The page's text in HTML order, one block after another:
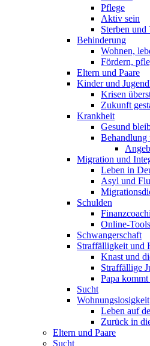
Pflege
Aktiv sein
Sterben und
Behinderung
Wohnen,
Fördern,
Eltern und Paare
Kinder und
Krisen
Zukunft
Krankheit
Gesund
Behandlung
Migration und
Leben in
Asyl und
Schulden
Online-Tools
Schwangerschaft
Straffälligkeit und
Knast und
Straffällige
Papa
Sucht
Wohnungslosigkeit
Leben auf
Zurück in
Eltern und Paare
Sucht